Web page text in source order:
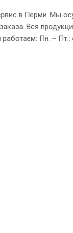
в Перми. Мы
Вся
Пн. – Пт.: